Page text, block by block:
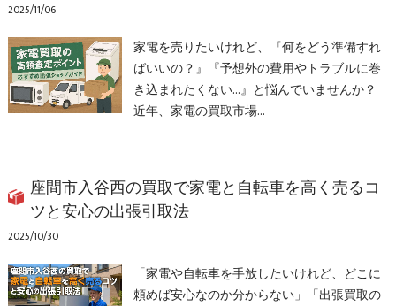
2025/11/06
家電を売りたいけれど、『何をどう準備すれ
ばいいの？』『予想外の費用やトラブルに巻
き込まれたくない…』と悩んでいませんか？
近年、家電の買取市場…
座間市入谷西の買取で家電と自転車を高く売るコ
ツと安心の出張引取法
2025/10/30
「家電や自転車を手放したいけれど、どこに
頼めば安心なのか分からない」「出張買取の